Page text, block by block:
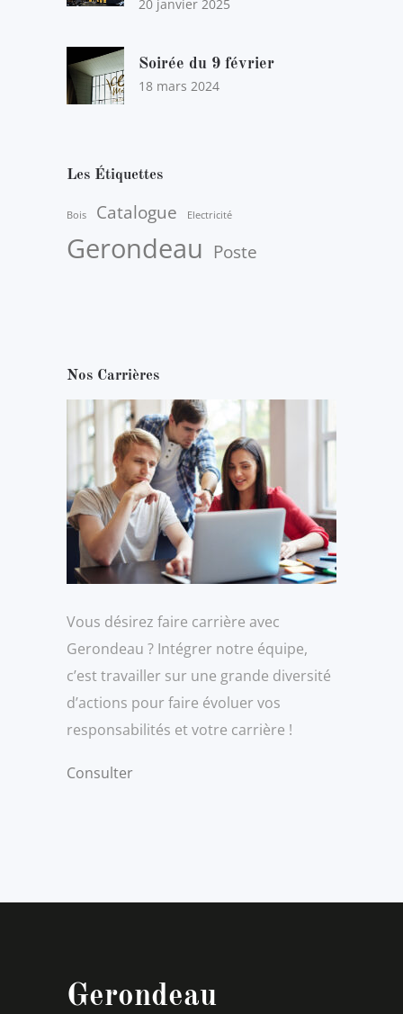
20 janvier 2025
Soirée du 9 février
18 mars 2024
Les Étiquettes
Bois Catalogue Electricité
Gerondeau Poste
Nos Carrières
Vous désirez faire carrière avec
Gerondeau ? Intégrer notre équipe,
c’est travailler sur une grande diversité
d’actions pour faire évoluer vos
responsabilités et votre carrière !
Consulter
Gerondeau